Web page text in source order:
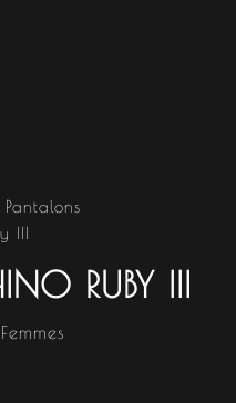
Pantalons
III
RUBY III